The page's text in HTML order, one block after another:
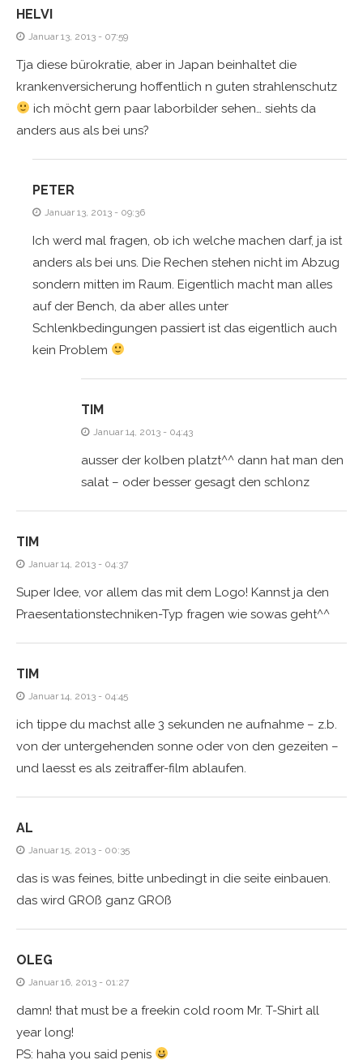
HELVI
Januar 13, 2013 - 07:59
Tja diese bürokratie, aber in Japan beinhaltet die
krankenversicherung hoffentlich n guten strahlenschutz
ich möcht gern paar laborbilder sehen… siehts da
anders aus als bei uns?
PETER
Januar 13, 2013 - 09:36
Ich werd mal fragen, ob ich welche machen darf, ja ist
anders als bei uns. Die Rechen stehen nicht im Abzug
sondern mitten im Raum. Eigentlich macht man alles
auf der Bench, da aber alles unter
Schlenkbedingungen passiert ist das eigentlich auch
kein Problem
TIM
Januar 14, 2013 - 04:43
ausser der kolben platzt^^ dann hat man den
salat – oder besser gesagt den schlonz
TIM
Januar 14, 2013 - 04:37
Super Idee, vor allem das mit dem Logo! Kannst ja den
Praesentationstechniken-Typ fragen wie sowas geht^^
TIM
Januar 14, 2013 - 04:45
ich tippe du machst alle 3 sekunden ne aufnahme – z.b.
von der untergehenden sonne oder von den gezeiten –
und laesst es als zeitraffer-film ablaufen.
AL
Januar 15, 2013 - 00:35
das is was feines, bitte unbedingt in die seite einbauen.
das wird GROß ganz GROß
OLEG
Januar 16, 2013 - 01:27
damn! that must be a freekin cold room Mr. T-Shirt all
year long!
PS: haha you said penis